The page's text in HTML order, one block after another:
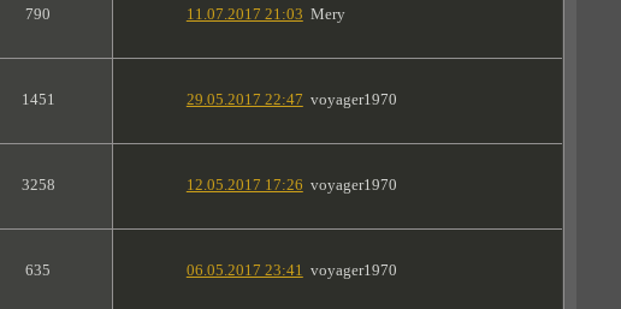
790 11.07.2017 21:03 Mery
1451 29.05.2017 22:47 voyager1970
3258 12.05.2017 17:26 voyager1970
635 06.05.2017 23:41 voyager1970